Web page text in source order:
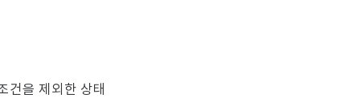
건을 제외한 상태